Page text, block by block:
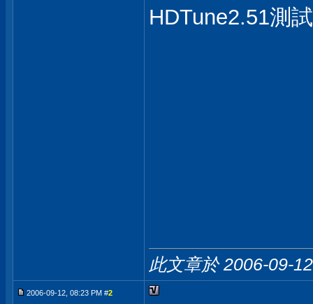
HDTune2.51測
此文章於 2006-09-
2006-09-12, 08:23 PM #2